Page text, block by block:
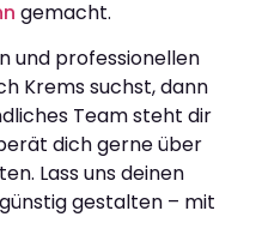
gemacht.
und professionellen
Krems suchst, dann
Team steht dir
dich gerne über
Lass uns deinen
gestalten – mit